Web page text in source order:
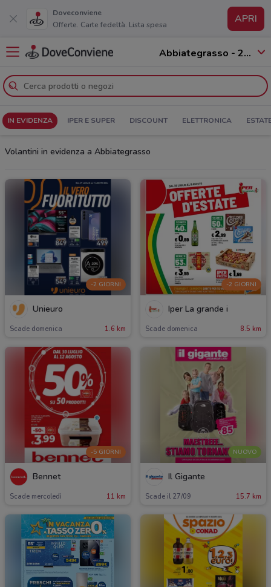
Doveconviene
Offerte. Carte fedeltà. Lista spesa
APRI
Abbiategrasso - 20081
IN EVIDENZA IPER E SUPER DISCOUNT ELETTRONICA
Volantini in evidenza a Abbiategrasso
-2 GIORNI
Unieuro
Scade domenica 1.6 km
-2 GIORNI
Iper La grande i
Scade domenica 8.5 km
-5 GIORNI
Bennet
Scade mercoledì 11 km
NUOVO
Il Gigante
Scade il 27/09 15.7 km